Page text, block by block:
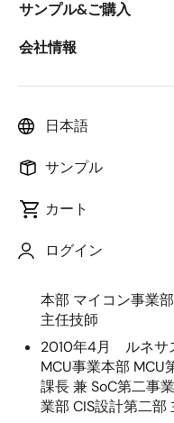
サンプル&ご購入
会社情報
日本語
サンプル
カート
ログイン
2001年4月 同社
本部 マイコン事業
主任技師
2010年4月 ルネサ
MCU事業本部 MCU
課長 兼 SoC第二事
業部 CIS設計第二部